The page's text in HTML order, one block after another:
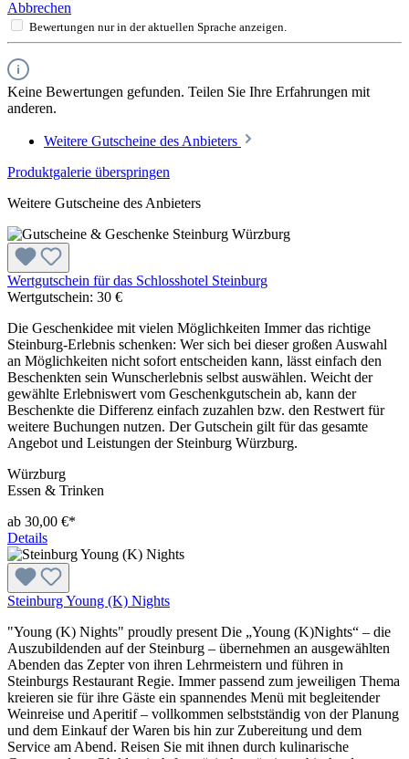
Abbrechen
Bewertungen nur in der aktuellen Sprache anzeigen.
Keine Bewertungen gefunden. Teilen Sie Ihre Erfahrungen mit
anderen.
Weitere Gutscheine des Anbieters
Produktgalerie überspringen
Weitere Gutscheine des Anbieters
Wertgutschein für das Schlosshotel Steinburg
Wertgutschein: 30 €
Die Geschenkidee mit vielen Möglichkeiten Immer das richtige
Steinburg-Erlebnis schenken: Wer sich bei dieser großen Auswahl
an Möglichkeiten nicht sofort entscheiden kann, lässt einfach den
Beschenkten sein Wunscherlebnis selbst auswählen. Weicht der
gewählte Erlebniswert vom Geschenkgutschein ab, kann der
Beschenkte die Differenz einfach zuzahlen bzw. den Restwert für
weitere Buchungen nutzen. Der Gutschein gilt für das gesamte
Angebot und Leistungen der Steinburg Würzburg.
Würzburg
Essen & Trinken
ab 30,00 €*
Details
Steinburg Young (K) Nights
"Young (K) Nights" proudly present Die „Young (K)Nights“ – die
Auszubildenden auf der Steinburg – übernehmen an ausgewählten
Abenden das Zepter von ihren Lehrmeistern und führen in
Steinburgs Restaurant Regie. Immer passend zum jeweiligen Thema
kreieren sie für ihre Gäste ein spannendes Menü mit begleitender
Weinreise und Aperitif – vollkommen selbstständig von der Planung
und dem Einkauf der Waren bis hin zur Zubereitung und dem
Service am Abend. Reisen Sie mit ihnen durch kulinarische